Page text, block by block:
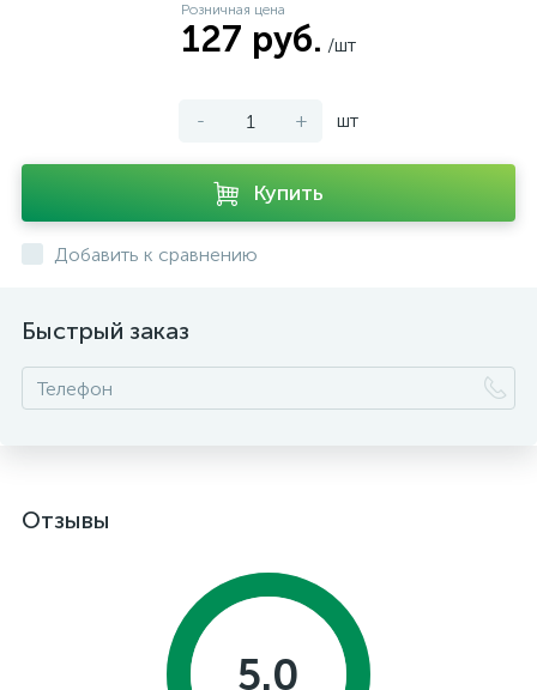
Розничная цена
127 руб. /шт
- + шт
Купить
Добавить к сравнению
Быстрый заказ
Отзывы
5.0